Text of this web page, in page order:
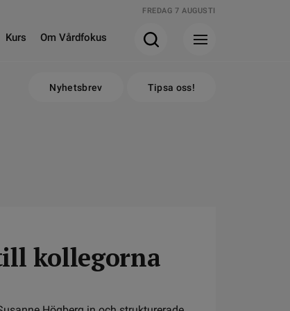
FREDAG 7 AUGUSTI
Kurs Om Vårdfokus
Nyhetsbrev Tipsa oss!
kollegorna